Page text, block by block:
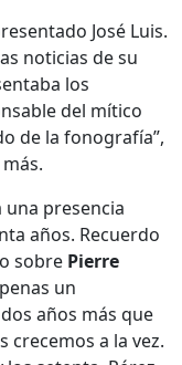
José Luis.
noticias de su
los
del mítico
de la fonografía”,
una presencia
años. Recuerdo
sobre Pierre
un
años más que
crecemos a la vez.